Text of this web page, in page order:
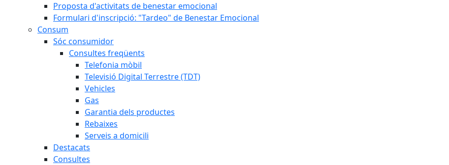
Proposta d'activitats de benestar emocional
Formulari d'inscripció: "Tardeo" de Benestar Emocional
Consum
Sóc consumidor
Consultes freqüents
Telefonia mòbil
Televisió Digital Terrestre (TDT)
Vehicles
Gas
Garantia dels productes
Rebaixes
Serveis a domicili
Destacats
Consultes